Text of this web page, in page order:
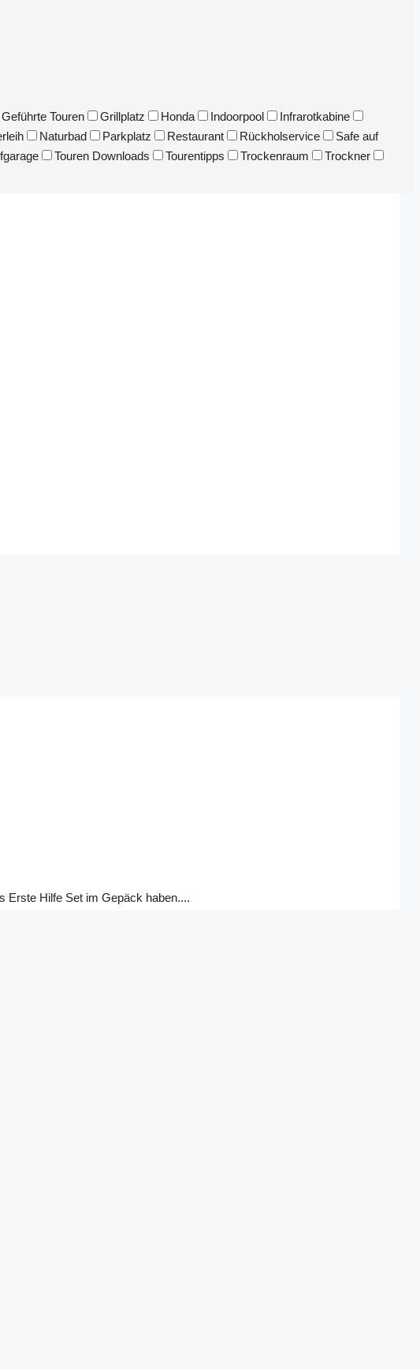
Geführte Touren Grillplatz Honda Indoorpool
Infrarotkabine
Naturbad Parkplatz Restaurant Rückholservice
Safe auf
Touren Downloads Tourentipps Trockenraum
Trockner
Erste Hilfe Set im Gepäck haben....